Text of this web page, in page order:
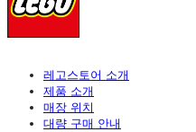
레고스토어 소개
제품 소개
매장 위치
대량 구매 안내